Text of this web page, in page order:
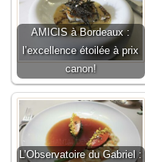
AMICIS à Bordeaux :
l’excellence étoilée à prix
canon!
L’Observatoire du Gabriel :